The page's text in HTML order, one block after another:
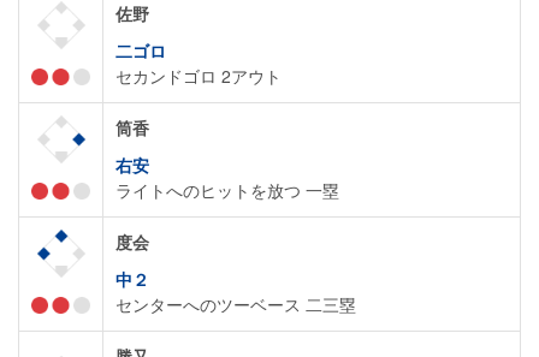
佐野
二ゴロ
セカンドゴロ 2アウト
筒香
右安
ライトへのヒットを放つ 一塁
度会
中２
センターへのツーベース 二三塁